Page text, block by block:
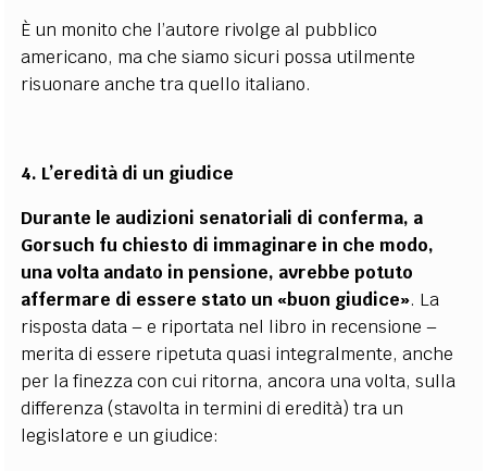
È un monito che l’autore rivolge al pubblico
americano, ma che siamo sicuri possa utilmente
risuonare anche tra quello italiano.
4. L’eredità di un giudice
Durante le audizioni senatoriali di conferma, a
Gorsuch fu chiesto di immaginare in che modo,
una volta andato in pensione, avrebbe potuto
affermare di essere stato un «buon giudice». La
risposta data – e riportata nel libro in recensione –
merita di essere ripetuta quasi integralmente, anche
per la finezza con cui ritorna, ancora una volta, sulla
differenza (stavolta in termini di eredità) tra un
legislatore e un giudice: